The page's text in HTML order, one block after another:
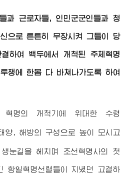
과 근로자들, 인민군군인들과 청
으로 튼튼히 무장시켜 그들이 당
하여 백두에서 개척된 주체혁명
쟁에 한몸 다 바쳐나가도록 하여
혁명의 개척기에 위대한 수령
양, 해방의 구성으로 높이 모시고
눈길을 헤치며 조선혁명사의 첫
항일혁명선렬들이 지녔던 고결하